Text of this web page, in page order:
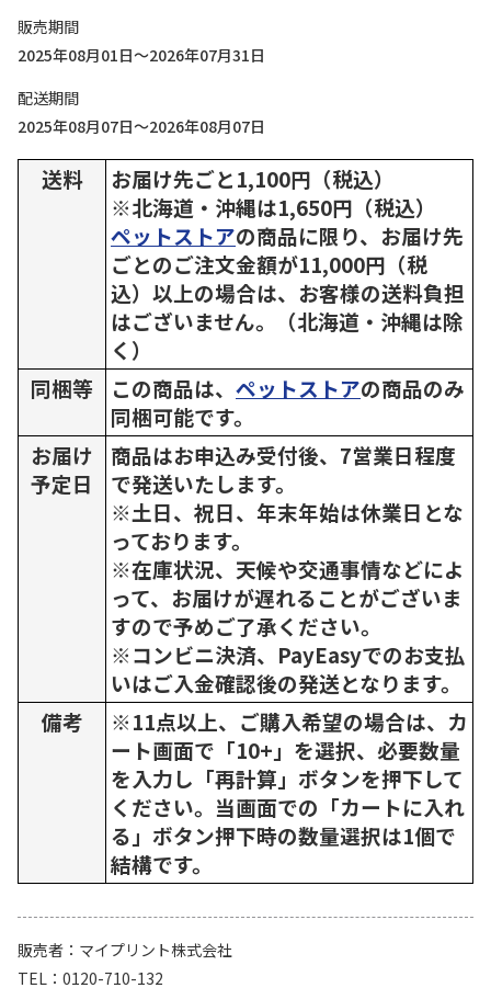
販売期間
2025年08月01日～2026年07月31日
配送期間
2025年08月07日～2026年08月07日
送料
お届け先ごと1,100円（税込）
※北海道・沖縄は1,650円（税込）
ペットストアの商品に限り、お届け先
ごとのご注文金額が11,000円（税
込）以上の場合は、お客様の送料負担
はございません。（北海道・沖縄は除
く）
同梱等
この商品は、 ペットストアの商品のみ
同梱可能です。
お届け
予定日
商品はお申込み受付後、7営業日程度
で発送いたします。
※土日、祝日、年末年始は休業日とな
っております。
※在庫状況、天候や交通事情などによ
って、お届けが遅れることがございま
すので予めご了承ください。
※コンビニ決済、PayEasyでのお支払
いはご入金確認後の発送となります。
備考
※11点以上、ご購入希望の場合は、カ
ート画面で「10+」を選択、必要数量
を入力し「再計算」ボタンを押下して
ください。当画面での「カートに入れ
る」ボタン押下時の数量選択は1個で
結構です。
販売者
マイプリント株式会社
TEL
0120-710-132